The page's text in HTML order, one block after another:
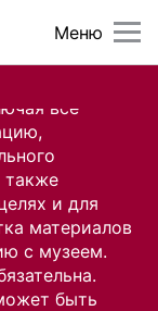
все
также
и для
материалов
с музеем.
быть
Меню